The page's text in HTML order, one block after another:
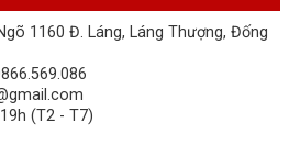
1160 Đ. Láng, Láng Thượng, Đống
(T2 - T7)